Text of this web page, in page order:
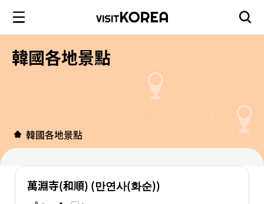
韓國各地景點
韓國各地景點
萬淵寺(和順) (만연사(화순))